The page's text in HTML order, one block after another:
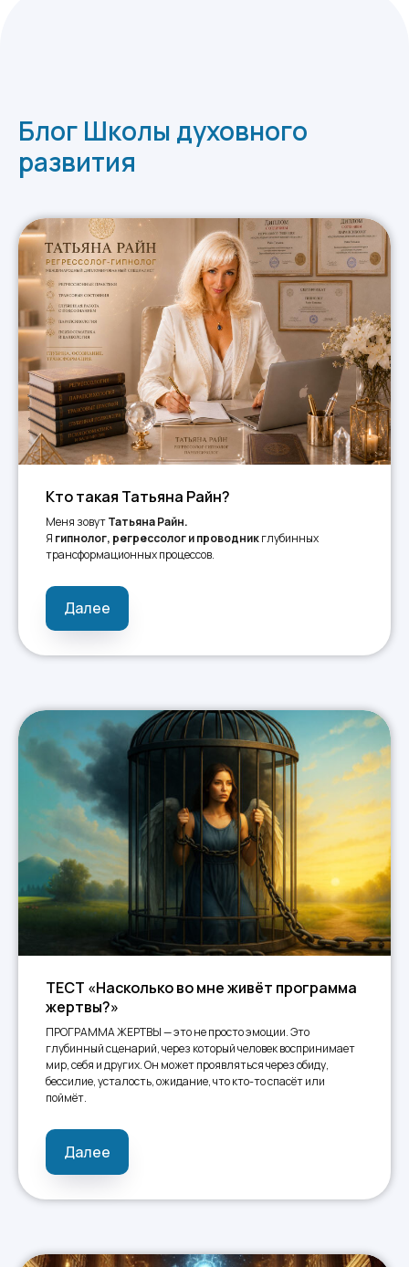
Блог Школы духовного
развития
Кто такая Татьяна Райн?
Меня зовутТатьяна Райн.
Я гипнолог, регрессолог и проводникглубинных
трансформационных процессов.
Далее
ТЕСТ «Насколько во мне живёт программа
жертвы?»
ПРОГРАММА ЖЕРТВЫ — это не просто эмоции. Это
глубинный сценарий, через который человек воспринимает
мир, себя и других. Он может проявляться через обиду,
бессилие, усталость, ожидание, что кто-то спасёт или
поймёт.
Далее